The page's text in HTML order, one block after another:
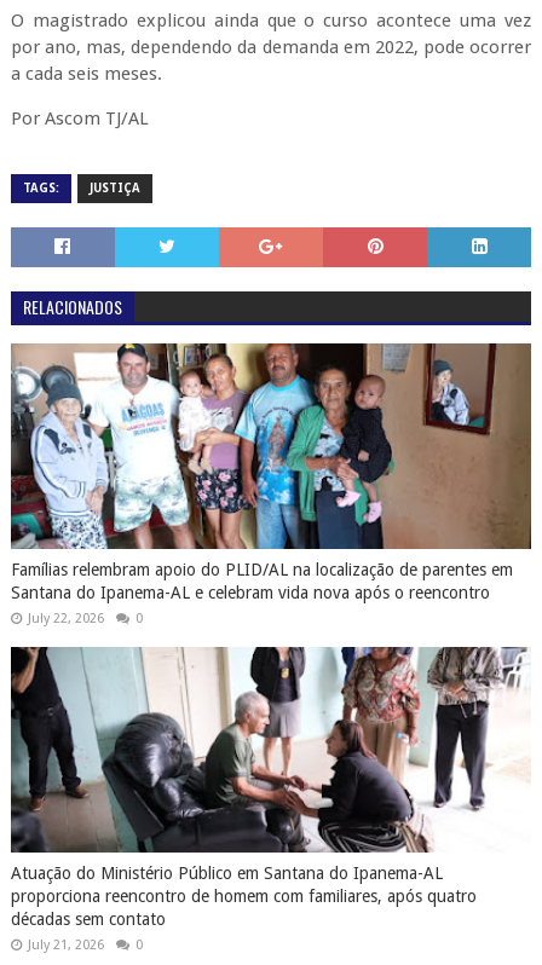
O magistrado explicou ainda que o curso acontece uma vez
por ano, mas, dependendo da demanda em 2022, pode ocorrer
a cada seis meses.
Por Ascom TJ/AL
TAGS: JUSTIÇA
RELACIONADOS
Famílias relembram apoio do PLID/AL na localização de parentes em
Santana do Ipanema-AL e celebram vida nova após o reencontro
July 22, 2026 0
Atuação do Ministério Público em Santana do Ipanema-AL
proporciona reencontro de homem com familiares, após quatro
décadas sem contato
July 21, 2026 0